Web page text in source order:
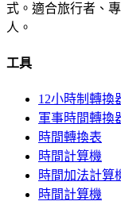
式。適合旅行者、
人。
工具
12小時制轉換
軍事時間轉換
時間轉換表
時間計算機
時間加法計算
時間計算機